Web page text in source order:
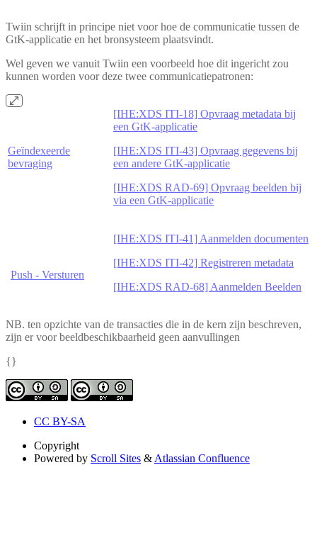
Twiin schrijft in principe niet voor hoe de communicatie tussen de
GtK-applicatie en het bronsysteem plaatsvindt.
Wel geven we vanuit Twiin een voorbeeld hoe dit ingericht zou
kunnen worden voor deze twee communicatiepatronen:
Geïndexeerde
bevraging
[IHE:XDS ITI-18] Opvraag metadata bij
een GtK-applicatie
[IHE:XDS ITI-43] Opvraag gegevens bij
een andere GtK-applicatie
[IHE:XDS RAD-69] Opvraag beelden bij
via een GtK-applicatie
Push - Versturen
[IHE:XDS ITI-41] Aanmelden documenten
[IHE:XDS ITI-42] Registreren metadata
[IHE:XDS RAD-68] Aanmelden Beelden
NB. ten opzichte van de transacties die in de kern zijn beschreven,
zijn er voor beeldbeschikbaarheid geen aanvullingen
{}
CC BY-SA
Copyright
Powered by Scroll Sites & Atlassian Confluence